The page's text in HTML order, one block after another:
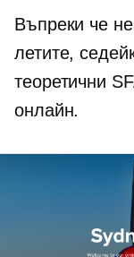
Въпреки че
летите,
теоретични
онлайн.